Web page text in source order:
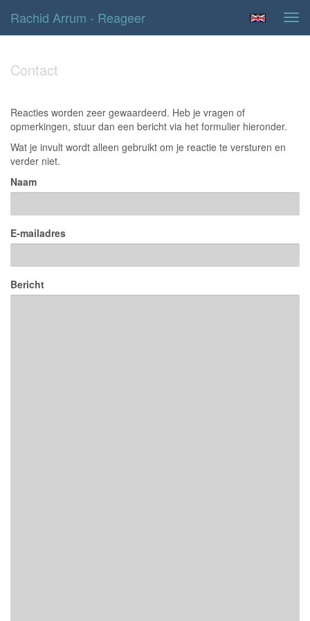
Rachid Arrum - Reageer
Contact
Reacties worden zeer gewaardeerd. Heb je vragen of
opmerkingen, stuur dan een bericht via het formulier hieronder.
Wat je invult wordt alleen gebruikt om je reactie te versturen en
verder niet.
Naam
E-mailadres
Bericht